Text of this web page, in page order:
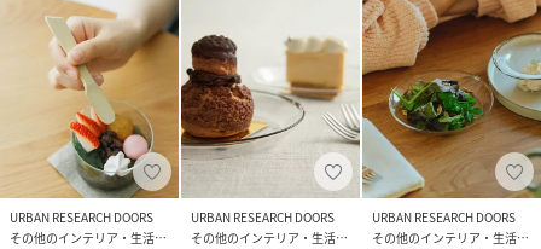
URBAN RESEARCH DOORS
その他のインテリア・生活雑貨
URBAN RESEARCH DOORS
その他のインテリア・生活雑貨
URBAN RESEARCH DOORS
その他のインテリア・生活雑貨